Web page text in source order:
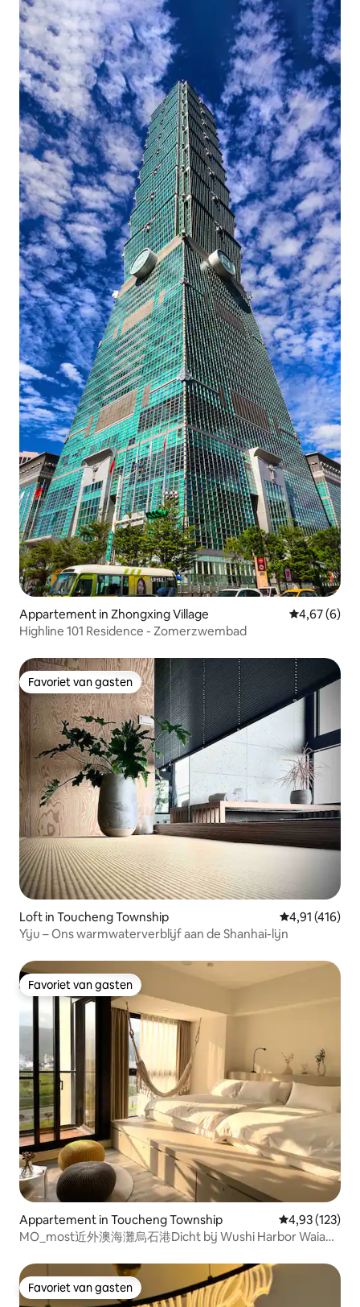
Appartement in Zhongxing Village Gemiddelde
4,67 (6)
Highline 101 Residence - Zomerzwembad
Favoriet van gasten
Favoriet van gasten
Loft in Toucheng Township Gemiddelde
4,91 (416)
Yiju – Ons warmwaterverblijf aan de Shanhai-lijn
Favoriet van gasten
Favoriet van gasten
Appartement in Toucheng Township Gemiddelde
4,93 (123)
MO_most近外澳海灘烏石港Dicht bij Wushi Harbor Waiao
Favoriet van gasten
Favoriet van gasten